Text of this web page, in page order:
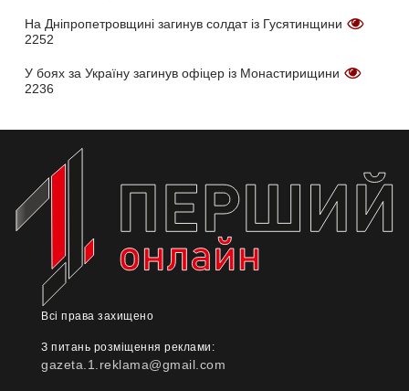
На Дніпропетровщині загинув солдат із Гусятинщини
2252
У боях за Україну загинув офіцер із Монастирищини
2236
Всі права захищено
З питань розміщення реклами:
gazeta.1.reklama@gmail.com